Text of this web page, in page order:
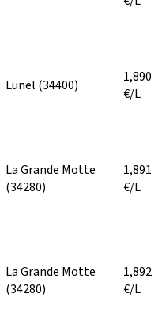
Lunel (34400)
1,890
€/L
La Grande Motte
(34280)
1,891
€/L
La Grande Motte
(34280)
1,892
€/L